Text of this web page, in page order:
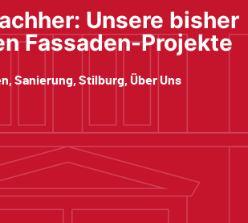
Unsere bisher
Fassaden-Projekte
, Sanierung, Stilburg, Über Uns